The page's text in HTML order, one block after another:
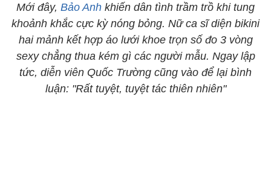
Mới đây, Bảo Anh khiến dân tình trầm trồ khi tung
khoảnh khắc cực kỳ nóng bỏng. Nữ ca sĩ diện bikini
hai mảnh kết hợp áo lưới khoe trọn số đo 3 vòng
sexy chẳng thua kém gì các người mẫu. Ngay lập
tức, diễn viên Quốc Trường cũng vào để lại bình
luận: "Rất tuyệt, tuyệt tác thiên nhiên"